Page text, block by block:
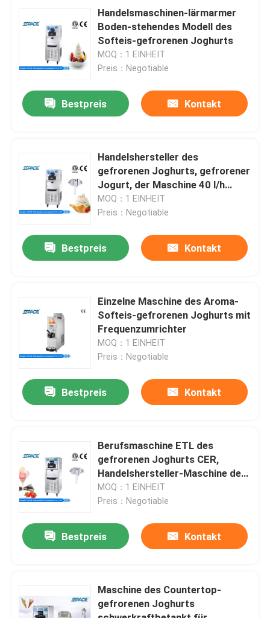
Kontakte
Produkte
Tischplattespeiseeismaschine
Handelsspeiseeismaschine
Gefrorene Getränk-Schlamm-Maschine
Jogurt-Speiseeismaschine
Handelsmaschinen-lärmarmer
Boden-stehendes Modell des
Softeis-gefrorenen Joghurts
MOQ：1 EINHEIT
Preis：Negotiable
Bestpreis Kontakt
Handelshersteller des
gefrorenen Joghurts, gefrorener
Jogurt, der Maschine 40 l/h
macht
MOQ：1 EINHEIT
Preis：Negotiable
Bestpreis Kontakt
Einzelne Maschine des Aroma-
Softeis-gefrorenen Joghurts mit
Frequenzumrichter
MOQ：1 EINHEIT
Preis：Negotiable
Bestpreis Kontakt
Berufsmaschine ETL des
gefrorenen Joghurts CER,
Handelshersteller-Maschine des
gefrorenen Joghurts
MOQ：1 EINHEIT
Preis：Negotiable
Bestpreis Kontakt
Maschine des Countertop-
gefrorenen Joghurts